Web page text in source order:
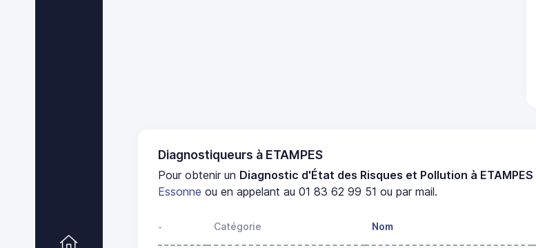
Diagnostiqueurs à ETAMPES
Pour obtenir un Diagnostic d'État des Risques et Pollution à ETAMPES
Essonne ou en appelant au 01 83 62 99 51 ou par mail.
- Catégorie Nom